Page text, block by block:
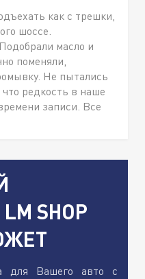
как с трешки,
шоссе.
масло и
поменяли,
Не пытались
редкость в наше
записи. Все
SHOP
для Вашего авто с